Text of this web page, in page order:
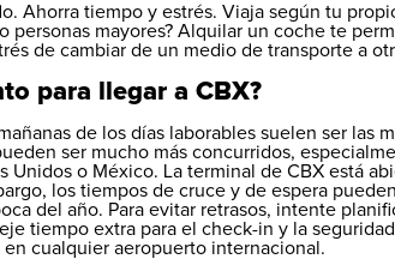
Ahorra tiempo y estrés. Viaja según tu
personas mayores? Alquilar un coche te
de cambiar de un medio de transporte a
para llegar a CBX?
de los días laborables suelen ser las
ser mucho más concurridos,
Unidos o México. La terminal de CBX está
los tiempos de cruce y de espera
del año. Para evitar retrasos, intente
tiempo extra para el check-in y la
cualquier aeropuerto internacional.